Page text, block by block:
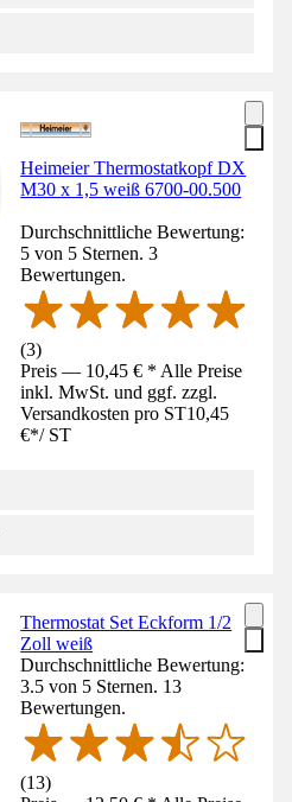
Heimeier Thermostatkopf DX
M30 x 1,5 weiß 6700-00.500
Durchschnittliche Bewertung:
5 von 5 Sternen. 3
Bewertungen.
(3)
Preis — 10,45 € * Alle Preise
inkl. MwSt. und ggf. zzgl.
Versandkosten pro ST10,45
€*/ ST
Thermostat Set Eckform 1/2
Zoll weiß
Durchschnittliche Bewertung:
3.5 von 5 Sternen. 13
Bewertungen.
(13)